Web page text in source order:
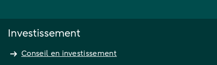
Investissement
Conseil en investissement